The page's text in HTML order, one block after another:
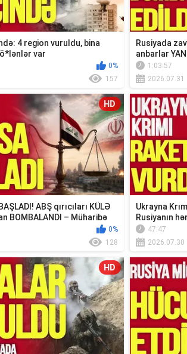
4 region vuruldu, bina
var
0%
157
Rusiyada
anbarlar
Cəfərov Ca...
1:03:57
2026.07.31
HD
ABŞ qırıcıları KÜLƏ
BOMBALANDI – Müharibə
0%
128
Ukrayna
Rusiyanın
EDİLDİ - TV ...
47:47
2026.07.30
HD